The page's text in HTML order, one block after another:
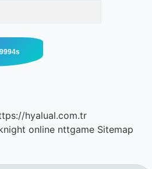
hyalual.com.tr
online nttgame Sitemap